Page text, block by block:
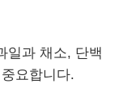
일과 채소, 단백
요합니다.